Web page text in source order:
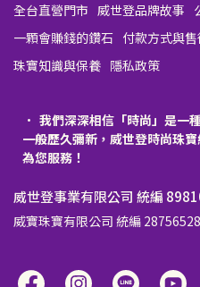
全台直營門市 威世登品牌故事
一顆會賺錢的鑽石 付款方式與
珠寶知識與保養 隱私政策
我們深深相信「時尚」是一
一般歷久彌新，威世登時尚珠
為您服務！
威世登事業有限公司 統編
威寶珠寶有限公司 統編 28756528